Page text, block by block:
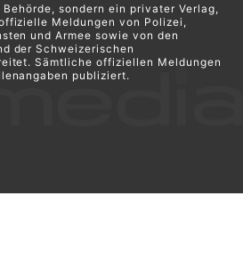
sondern ein privater Verlag,
Meldungen von Polizei,
und Armee sowie von den
der Schweizerischen
Sämtliche offiziellen Meldungen
publiziert.